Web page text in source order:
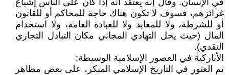
في الإنسان. وقال إنَّه يعتقد أنَّه إذا كان على الناس إشباع
غرائزهم، فسوف لا تكون هناك حاجة للمحاكم أو للقانون
أو للشرطة، ولا للمعابد ولا للعبادة العامة، ولا استخدام
المال (حيث يحل التهادي المجاني مكان التبادل التجاري
النقدي).
الأناركية في العصور الإسلامية الوسيطة:
تم العثور في التاريخ الإسلامي المبكر، على بعض مظاهر